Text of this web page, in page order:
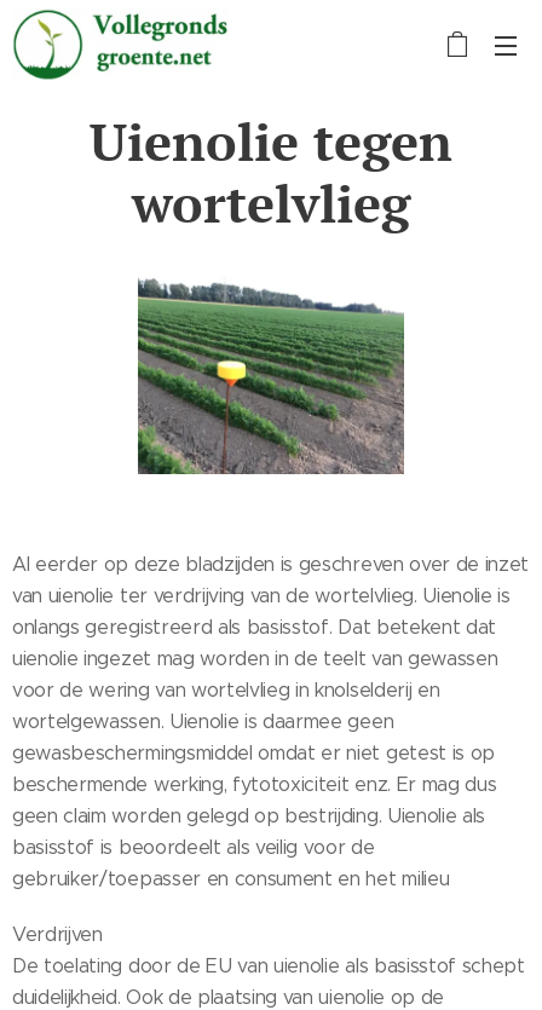
Uienolie tegen
wortelvlieg
Al eerder op deze bladzijden is geschreven over de inzet
van uienolie ter verdrijving van de wortelvlieg. Uienolie is
onlangs geregistreerd als basisstof. Dat betekent dat
uienolie ingezet mag worden in de teelt van gewassen
voor de wering van wortelvlieg in knolselderij en
wortelgewassen. Uienolie is daarmee geen
gewasbeschermingsmiddel omdat er niet getest is op
beschermende werking, fytotoxiciteit enz. Er mag dus
geen claim worden gelegd op bestrijding. Uienolie als
basisstof is beoordeelt als veilig voor de
gebruiker/toepasser en consument en het milieu
Verdrijven
De toelating door de EU van uienolie als basisstof schept
duidelijkheid. Ook de plaatsing van uienolie op de